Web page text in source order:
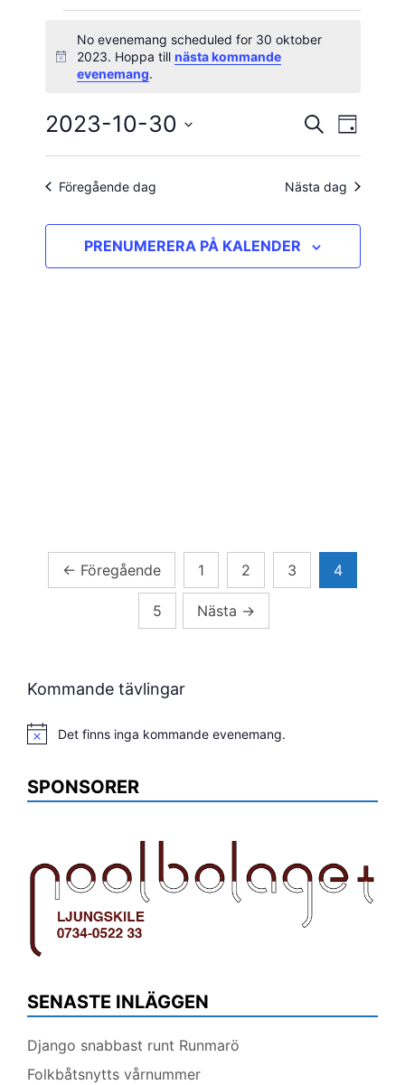
Evenemang
för
30
oktober
2023
Notis
No evenemang scheduled for 30 oktober
2023. Hoppa till nästa kommande
evenemang.
Search
and
Views
SÖK DAG
2023-10-30
Välj
Föregående dag Nästa dag
PRENUMERERA PÅ KALENDER
Sidnumrering
← Föregående 1 2 3 4
5 Nästa →
Kommande tävlingar
Notis Det finns inga kommande evenemang.
SPONSORER
SENASTE INLÄGGEN
Django snabbast runt Runmarö
Folkbåtsnytts vårnummer